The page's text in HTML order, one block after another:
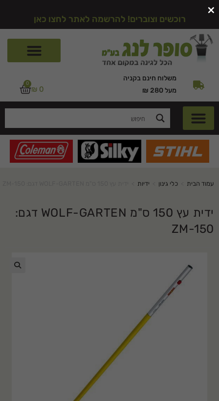
רוכשים וצוברים! להרשמה לאתר לחצו כאן
משלוח חינם בקניה
מעל 280 ₪
₪ 0
0
עמוד הבית כלי גינון ידיות
ידית עץ 150 ס"מ WOLF-GARTEN דגם:
ZM-150
×